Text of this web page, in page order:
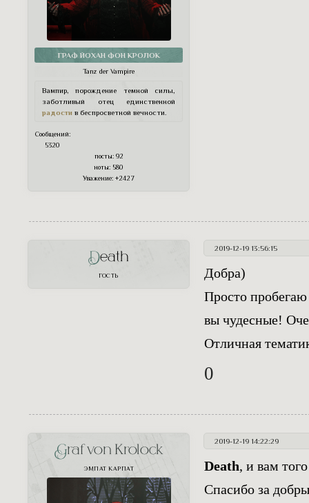
ГРАФ ЙОХАН ФОН КРОЛОК
Tanz der Vampire
Вампир, порождение темной силы,
заботливый отец единственной
радости в беспросветной вечности.
Сообщений:
5320
посты:92
ноты: 580
Уважение: +2427
2019-12-19 13:56:15
Death
ГОСТЬ
Добра)
Просто
вы чудесные!
Отличная
0
2019-12-19 14:22:29
Graf von Krolock
ЭМПАТ КАРПАТ Death, и вам
Спасибо за